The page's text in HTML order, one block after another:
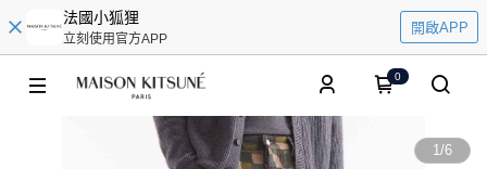
法國小狐狸
立刻使用官方APP
開啟APP
0
1/6